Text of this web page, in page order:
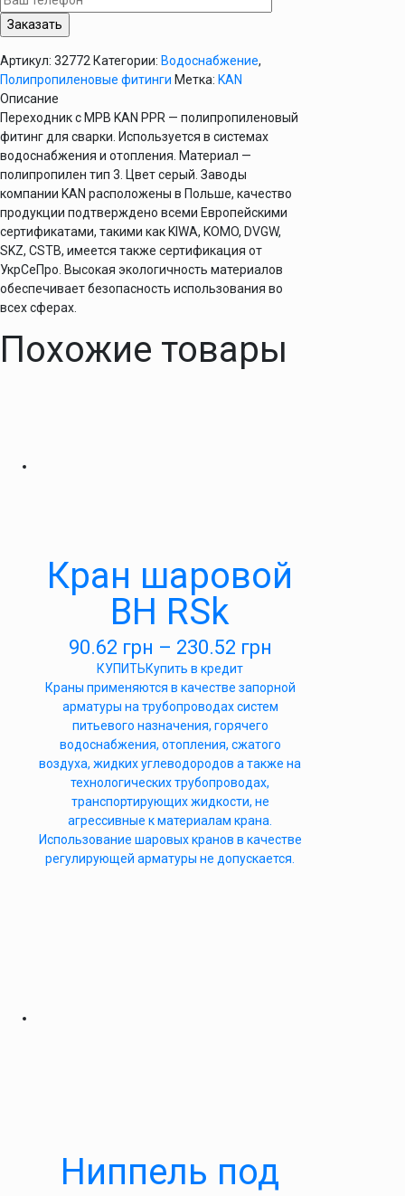
63х2"
KAN
Артикул: 32772 Категории: Водоснабжение,
Полипропиленовые фитинги Метка: KAN
Описание
Переходник с МРВ KAN PPR — полипропиленовый
фитинг для сварки. Используется в системах
водоснабжения и отопления. Материал —
полипропилен тип 3. Цвет серый. Заводы
компании KAN расположены в Польше, качество
продукции подтверждено всеми Европейскими
сертификатами, такими как KIWA, KOMO, DVGW,
SKZ, CSTB, имеется также сертификация от
УкрСеПро. Высокая экологичность материалов
обеспечивает безопасность использования во
всех сферах.
Похожие товары
Кран шаровой
ВН RSk
90.62 грн – 230.52 грн
КУПИТЬКупить в кредит
Краны применяются в качестве запорной
арматуры на трубопроводах систем
питьевого назначения, горячего
водоснабжения, отопления, сжатого
воздуха, жидких углеводородов а также на
технологических трубопроводах,
транспортирующих жидкости, не
агрессивные к материалам крана.
Использование шаровых кранов в качестве
регулирующей арматуры не допускается.
Ниппель под